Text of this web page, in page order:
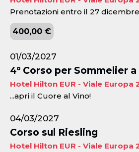
Prenotazioni entro il 27
400,00 €
01/03/2027
4° Corso per Sommelier a
Hotel Hilton EUR - Viale Europa
...apri il Cuore al Vino!
04/03/2027
Corso sul Riesling
Hotel Hilton EUR - Viale Europa